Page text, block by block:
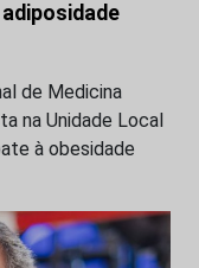
de Medicina
na Unidade Local
à obesidade